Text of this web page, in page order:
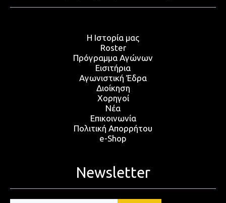
Η Ιστορία μας
Roster
Πρόγραμμα Αγώνων
Εισιτήρια
Αγωνιστική Έδρα
Διοίκηση
Χορηγοί
Νέα
Επικοινωνία
Πολιτική Απορρήτου
e-Shop
Newsletter